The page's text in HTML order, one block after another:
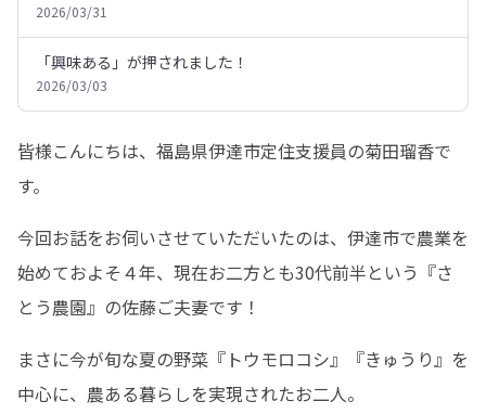
2026/03/31
「興味ある」が押されました！
2026/03/03
皆様こんにちは、福島県伊達市定住支援員の菊田瑠香で
す。
今回お話をお伺いさせていただいたのは、伊達市で農業を
始めておよそ４年、現在お二方とも30代前半という『さ
とう農園』の佐藤ご夫妻です！
まさに今が旬な夏の野菜『トウモロコシ』『きゅうり』を
中心に、農ある暮らしを実現されたお二人。